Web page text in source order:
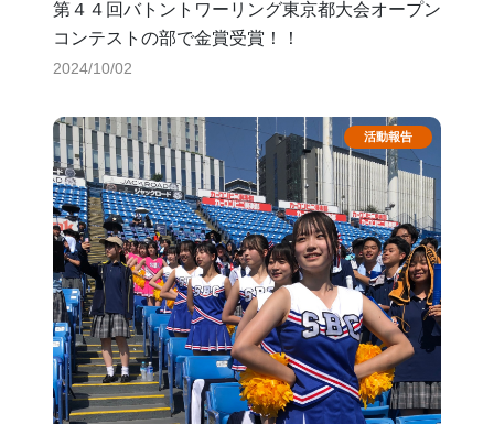
第４４回バトントワーリング東京都大会オープン
コンテストの部で金賞受賞！！
2024/10/02